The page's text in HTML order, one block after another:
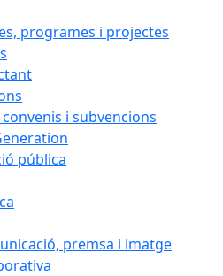
programes i projectes
i subvencions
pública
premsa i imatge